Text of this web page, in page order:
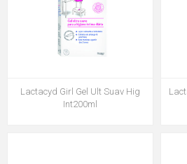
Lactacyd Girl Gel Ult Suav Hig
Int200ml